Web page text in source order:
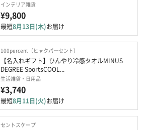
インテリア雑貨
¥9,800
最短8月13日(木)お届け
100percent（ヒャクパーセント）
【名入れギフト】ひんやり冷感タオルMINUS
DEGREE SportsCOOL...
生活雑貨・日用品
¥3,740
最短8月11日(火)お届け
セントスケープ